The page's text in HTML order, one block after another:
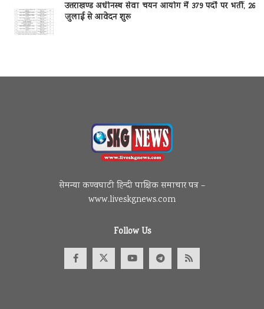
उत्तराखण्ड अधीनस्थ सेवा चयन आयोग में 379 पदों पर भर्ती, 26
जुलाई से आवेदन शुरू
सेमन्या कण्वघाटी हिन्दी पाक्षिक समाचार पत्र –
www.liveskgnews.com
Follow Us